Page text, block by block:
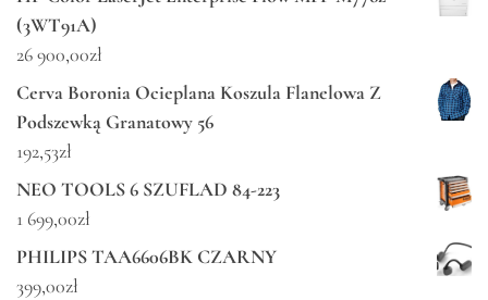
(3WT91A)
26 900,00zł
Cerva Boronia Ocieplana Koszula Flanelowa Z
Podszewką Granatowy 56
192,53zł
NEO TOOLS 6 SZUFLAD 84-223
1 699,00zł
PHILIPS TAA6606BK CZARNY
399,00zł